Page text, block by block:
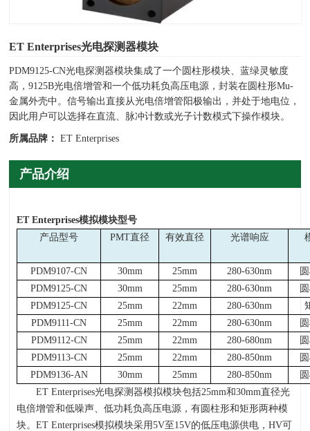
ET Enterprises光电探测器模块
PDM9125-CN光电探测器模块集成了一个圆柱形模块、蓝绿灵敏度
高，9125B光电倍增管和一个低功耗负高压电源，封装在圆柱形Mu-
金属外壳中。信号输出直接从光电倍增管阳极输出，并处于地电位，
因此用户可以选择在直流、脉冲计数或光子计数模式下操作模块。
所属品牌： ET Enterprises
产品介绍
ET Enterprises模拟模块型号
产品型号
PMT直径 有效直径 光谱响应
PDM9107-CN 30mm 25mm 280-630nm
PDM9125-CN
30mm 25mm 280-630nm
PDM9125-CN
25mm 22mm 280-630nm
PDM9111-CN
25mm 22mm 280-630nm
PDM9112-CN
25mm 22mm 280-680nm
PDM9113-CN
25mm 22mm 280-850nm
PDM9136-AN
30mm 25mm 280-850nm
ET Enterprises光电探测器模拟模块包括25mm和30mm直径光
电倍增管和低噪声、低功耗负高压电源，有圆柱形和矩形两种模
块。ET Enterprises模拟模块采用5V至 15V的低压电源供电，HV可